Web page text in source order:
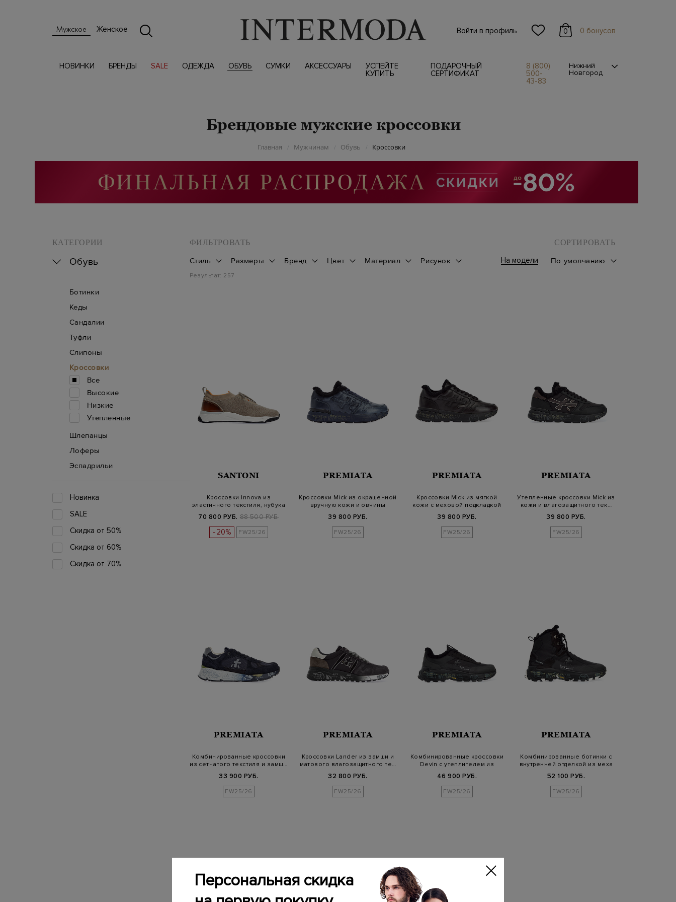
Мужское Женское Войти в профиль 0 0 бонусов
НОВИНКИ БРЕНДЫ SALE ОДЕЖДА ОБУВЬ СУМКИ АКСЕССУАРЫ
УСПЕЙТЕ
КУПИТЬ
ПОДАРОЧНЫЙ
СЕРТИФИКАТ
8 (800)
500-
43-83
Нижний
Новгород
Брендовые мужские кроссовки
Главная / Мужчинам / Обувь / Кроссовки
КАТЕГОРИИ
Обувь
Ботинки
Кеды
Сандалии
Туфли
Слипоны
Кроссовки
Все
Высокие
Низкие
Утепленные
Шлепанцы
Лоферы
Эспадрильи
Новинка
SALE
Скидка от 50%
Скидка от 60%
Скидка от 70%
ФИЛЬТРОВАТЬ
Стиль Размеры Бренд Цвет Материал Рисунок На модели
СОРТИРОВАТЬ
По умолчанию
Результат: 257
SANTONI
Кроссовки Innova из
эластичного текстиля, нубука
70 800 РУБ. 88 500 РУБ.
-20% FW25/26
PREMIATA
Кроссовки Mick из окрашенной
вручную кожи и овчины
39 800 РУБ.
FW25/26
PREMIATA
Кроссовки Mick из мягкой
кожи с меховой подкладкой
39 800 РУБ.
FW25/26
PREMIATA
Утепленные кроссовки Mick из
кожи и влагозащитного тек…
39 800 РУБ.
FW25/26
PREMIATA
Комбинированные кроссовки
из сетчатого текстиля и замш…
33 900 РУБ.
FW25/26
PREMIATA
Кроссовки Lander из замши и
матового влагозащитного те…
32 800 РУБ.
FW25/26
PREMIATA
Комбинированные кроссовки
Devin с утеплителем из
46 900 РУБ.
FW25/26
PREMIATA
Комбинированные ботинки с
внутренней отделкой из меха
52 100 РУБ.
FW25/26
Персональная скидка